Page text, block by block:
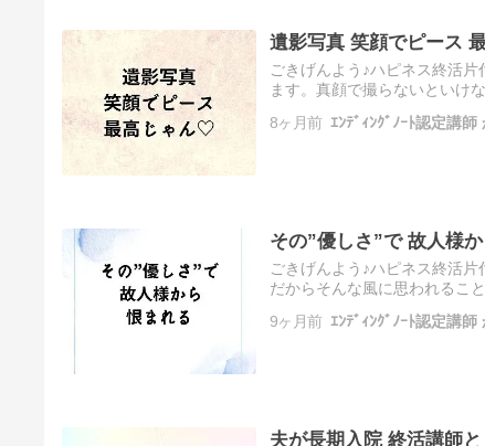
遺影写真 笑顔でピース
ごきげんよう♪ハピネス終活
ます。真顔で撮らないといけ
に…
8ヶ月前 ｴﾝﾃﾞｨﾝｸﾞﾉｰﾄ認定講
その”優しさ”で 故人様
ごきげんよう♪ハピネス終活
だからそんな風に思われるこ
良…
9ヶ月前 ｴﾝﾃﾞｨﾝｸﾞﾉｰﾄ認定講
夫が長期入院 終活講師